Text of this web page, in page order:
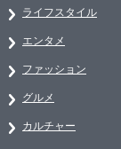
ライフスタイル
エンタメ
ファッション
グルメ
カルチャー